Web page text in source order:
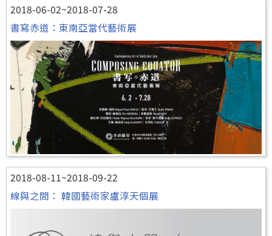
2018-06-02~2018-07-28
書寫赤道：東南亞當代藝術展
2018-08-11~2018-09-22
線與之間： 韓國藝術家盧淳天個展